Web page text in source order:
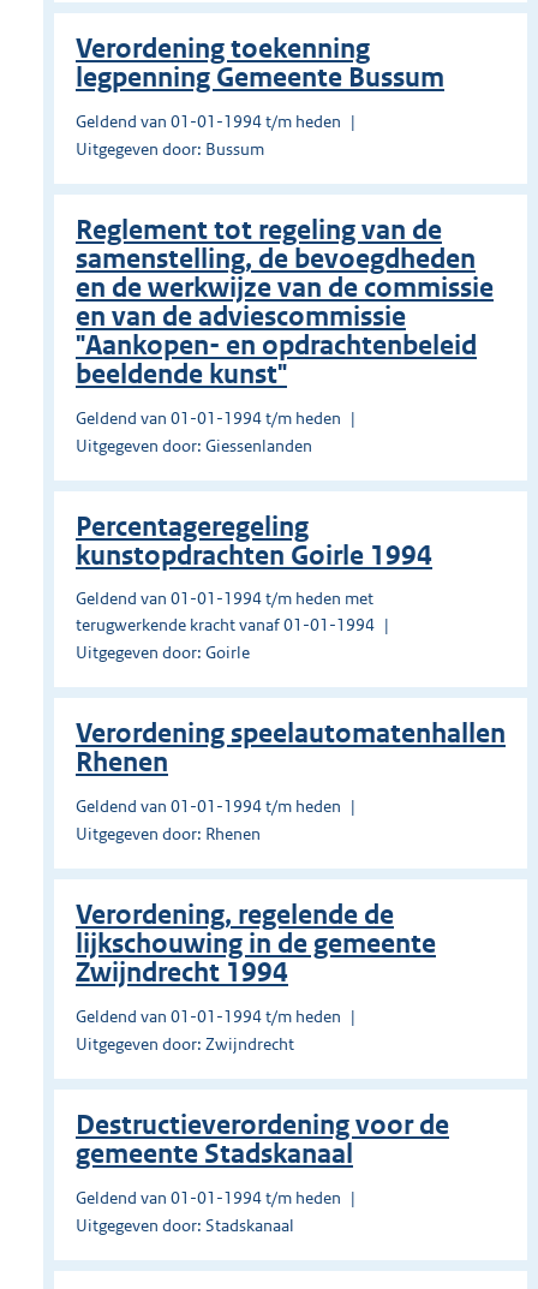
Verordening toekenning
legpenning Gemeente Bussum
Geldend van 01-01-1994 t/m heden
Uitgegeven door: Bussum
Reglement tot regeling van de
samenstelling, de bevoegdheden
en de werkwijze van de commissie
en van de adviescommissie
"Aankopen- en opdrachtenbeleid
beeldende kunst"
Geldend van 01-01-1994 t/m heden
Uitgegeven door: Giessenlanden
Percentageregeling
kunstopdrachten Goirle 1994
Geldend van 01-01-1994 t/m heden met
terugwerkende kracht vanaf 01-01-1994
Uitgegeven door: Goirle
Verordening speelautomatenhallen
Rhenen
Geldend van 01-01-1994 t/m heden
Uitgegeven door: Rhenen
Verordening, regelende de
lijkschouwing in de gemeente
Zwijndrecht 1994
Geldend van 01-01-1994 t/m heden
Uitgegeven door: Zwijndrecht
Destructieverordening voor de
gemeente Stadskanaal
Geldend van 01-01-1994 t/m heden
Uitgegeven door: Stadskanaal